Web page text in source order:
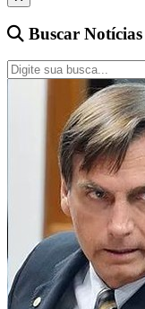
Buscar Notícias